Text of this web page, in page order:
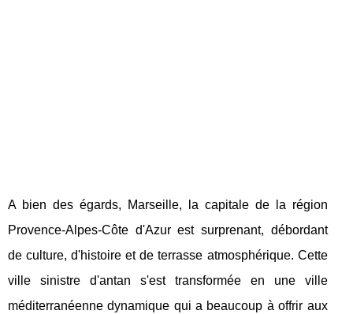
A bien des égards, Marseille, la capitale de la région
Provence-Alpes-Côte d'Azur est surprenant, débordant
de culture, d'histoire et de terrasse atmosphérique. Cette
ville sinistre d'antan s'est transformée en une ville
méditerranéenne dynamique qui a beaucoup à offrir aux